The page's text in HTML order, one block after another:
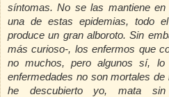
síntomas. No se las mantiene
una de estas epidemias, todo
produce un gran alboroto. Sin
más curioso-, los enfermos que
no muchos, pero algunos sí,
enfermedades no son mortales
he descubierto yo, mata sin